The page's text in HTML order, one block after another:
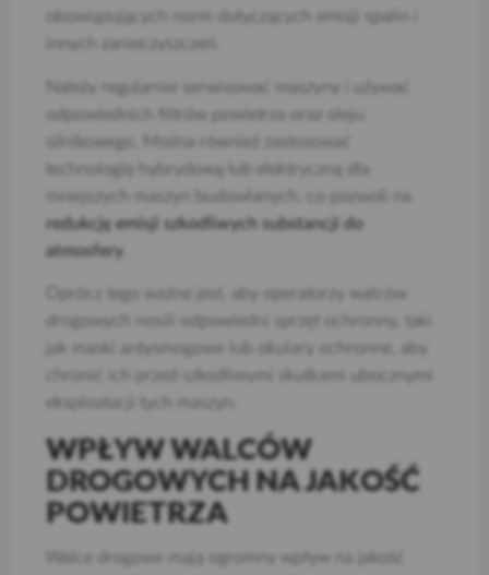
obowiązujących norm dotyczących emisji spalin i
Należy regularnie serwisować maszyny i używać
odpowiednich filtrów powietrza oraz oleju
silnikowego. Można również zastosować
technologię hybrydową lub elektryczną dla
mniejszych maszyn budowlanych, co pozwoli na
redukcję emisji szkodliwych substancji do
atmosfery
Oprócz tego ważne jest, aby operatorzy walców
drogowych nosili odpowiedni sprzęt ochronny, taki
jak maski antysmogowe lub okulary ochronne, aby
chronić ich przed szkodliwymi skutkami ubocznymi
eksploatacji tych maszyn.
WPŁYW WALCÓW
DROGOWYCH NA JAKOŚĆ
POWIETRZA
Walce drogowe mają ogromny wpływ na jakość